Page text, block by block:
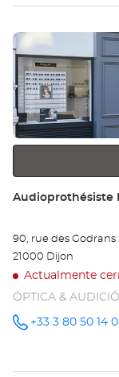
Pulse
ENTER
para
obtener
más
información
Tienda:
Audioprothésiste
90, rue des Godrans
21000 Dijon
Actualmente
ÓPTICA &
número
+33 3 80 50 14